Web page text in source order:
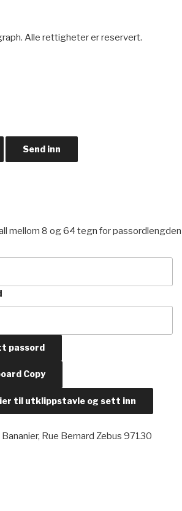
Alle rettigheter er reservert.
Send inn
mellom 8 og 64 tegn for passordlengden
passord
Copy
til utklippstavle og sett inn
Rue Bernard Zebus 97130